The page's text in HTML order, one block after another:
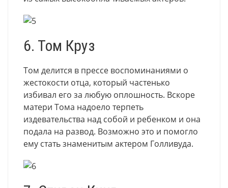
6. Том Круз
Том делится в прессе воспоминаниями о
жестокости отца, который частенько
избивал его за любую оплошность. Вскоре
матери Тома надоело терпеть
издевательства над собой и ребенком и она
подала на развод. Возможно это и помогло
ему стать знаменитым актером Голливуда.